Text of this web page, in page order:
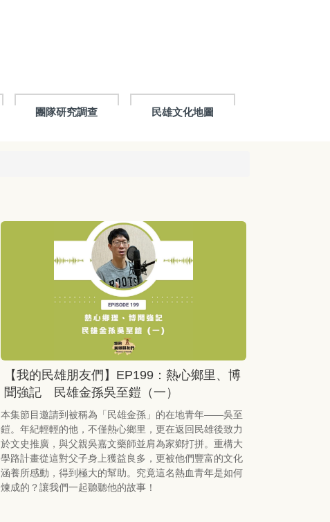
團隊研究調查 民雄文化地圖
【我的民雄朋友們】EP199：熱心鄉里、博
聞強記 民雄金孫吳至鎧（一）
本集節目邀請到被稱為「民雄金孫」的在地青年——吳至
鎧。年紀輕輕的他，不僅熱心鄉里，更在返回民雄後致力
於文史推廣，與父親吳嘉文藥師並肩為家鄉打拼。重構大
學路計畫從這對父子身上獲益良多，更被他們豐富的文化
涵養所感動，得到極大的幫助。究竟這名熱血青年是如何
煉成的？讓我們一起聽聽他的故事！